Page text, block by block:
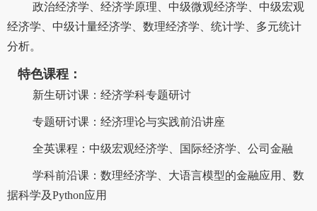
政治经济学、经济学原理、中级微观经济学、中级宏观
经济学、中级计量经济学、数理经济学、统计学、多元统计
分析。
特色课程：
新生研讨课：经济学科专题研讨
专题研讨课：经济理论与实践前沿讲座
全英课程：中级宏观经济学、国际经济学、公司金融
学科前沿课：数理经济学、大语言模型的金融应用、数
据科学及Python应用